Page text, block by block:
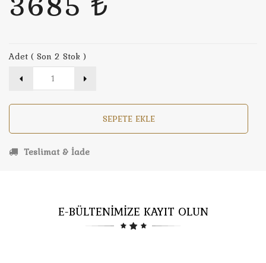
Adet ( Son 2 Stok )
SEPETE EKLE
Teslimat & İade
E-BÜLTENİMİZE KAYIT OLUN